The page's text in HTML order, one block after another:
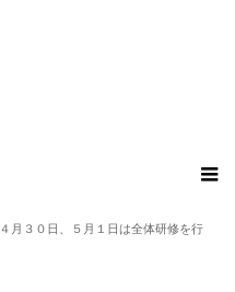
４月３０日、５月１日は全体研修を行